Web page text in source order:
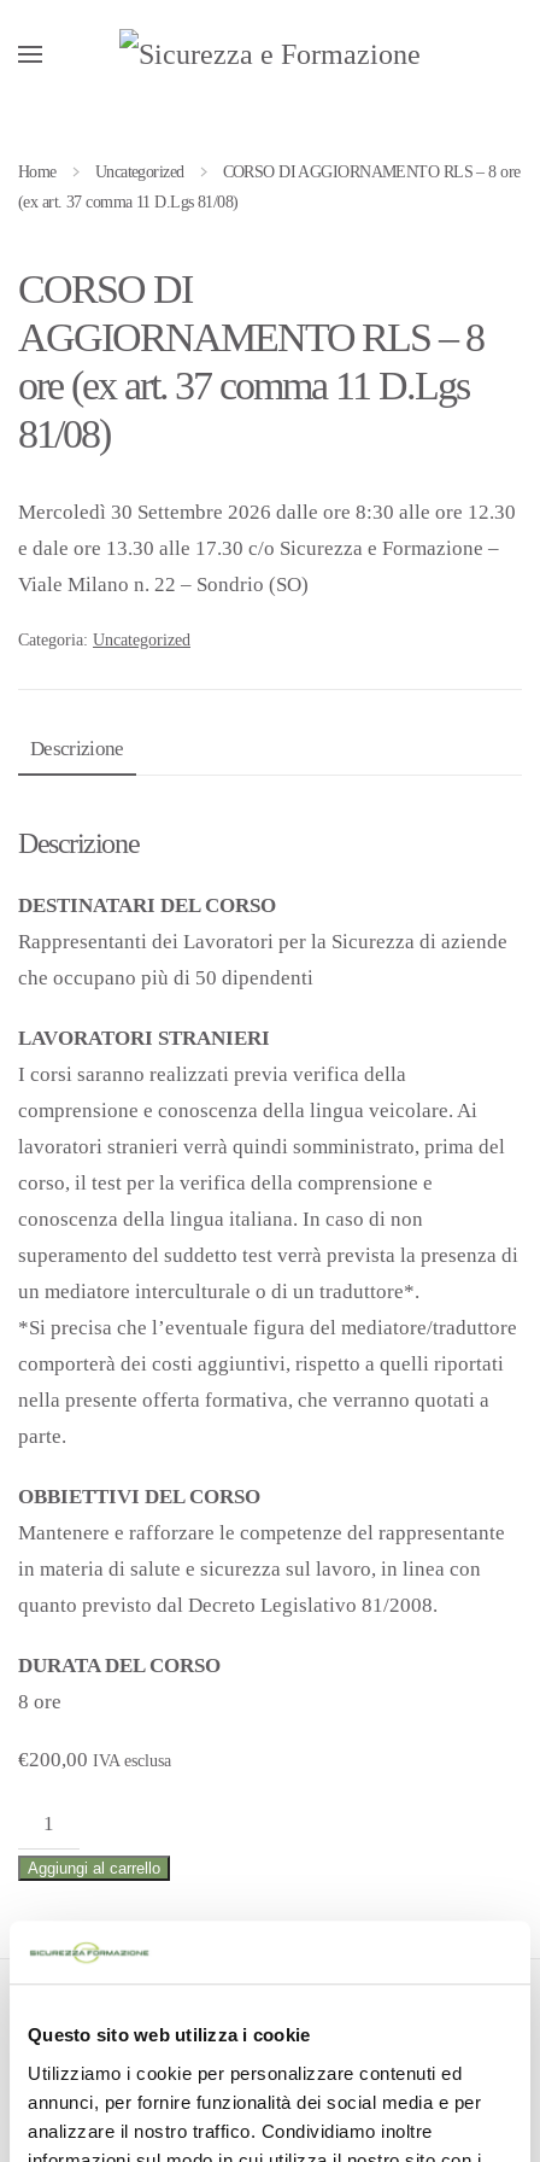
Questo sito web utilizza i cookie
Utilizziamo i cookie per personalizzare contenuti ed
annunci, per fornire funzionalità dei social media e per
analizzare il nostro traffico. Condividiamo inoltre
Passa al contenuto principale
Home Uncategorized
CORSO DI AGGIORNAMENTO RLS – 8 ore
(ex art. 37 comma 11 D.Lgs 81/08)
CORSO DI
AGGIORNAMENTO RLS – 8
ore (ex art. 37 comma 11 D.Lgs
81/08)
Mercoledì 30 Settembre 2026 dalle ore 8:30 alle ore 12.30
e dale ore 13.30 alle 17.30 c/o Sicurezza e Formazione –
Viale Milano n. 22 – Sondrio (SO)
Categoria: Uncategorized
Descrizione
Descrizione
DESTINATARI DEL CORSO
Rappresentanti dei Lavoratori per la Sicurezza di aziende
che occupano più di 50 dipendenti
LAVORATORI STRANIERI
I corsi saranno realizzati previa verifica della
comprensione e conoscenza della lingua veicolare. Ai
lavoratori stranieri verrà quindi somministrato, prima del
corso, il test per la verifica della comprensione e
conoscenza della lingua italiana. In caso di non
superamento del suddetto test verrà prevista la presenza di
un mediatore interculturale o di un traduttore*.
*Si precisa che l’eventuale figura del mediatore/traduttore
comporterà dei costi aggiuntivi, rispetto a quelli riportati
nella presente offerta formativa, che verranno quotati a
parte.
OBBIETTIVI DEL CORSO
Mantenere e rafforzare le competenze del rappresentante
in materia di salute e sicurezza sul lavoro, in linea con
quanto previsto dal Decreto Legislativo 81/2008.
DURATA DEL CORSO
8 ore
€200,00 IVA esclusa
CORSO
DI
AGGIORNAMENTO
ore
(ex
art.
37
Aggiungi al carrello
Corsi correlati
scopri tutti i corsi attivi